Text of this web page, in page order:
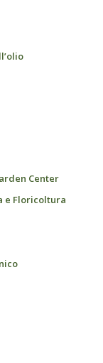
Center
e Floricoltura